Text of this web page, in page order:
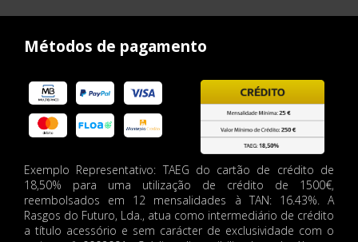
Métodos de pagamento
Exemplo Representativo: TAEG do cartão de crédito de
18,50% para uma utilização de crédito de 1500€,
reembolsados em 12 mensalidades à TAN: 16.43%. A
Rasgos do Futuro, Lda., atua como intermediário de crédito
a título acessório e sem carácter de exclusividade com o